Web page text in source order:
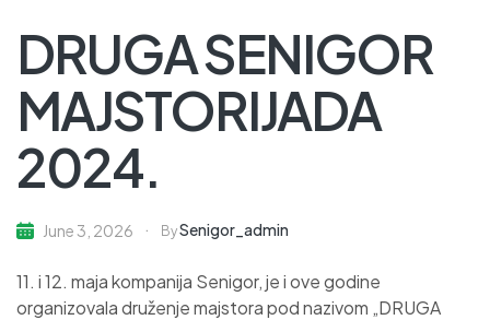
DRUGA SENIGOR
MAJSTORIJADA
2024.
June 3, 2026 BySenigor_admin
11. i 12. maja kompanija Senigor, je i ove godine
organizovala druženje majstora pod nazivom „DRUGA